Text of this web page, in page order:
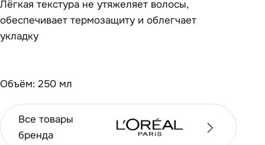
Лёгкая текстура не утяжеляет волосы,
обеспечивает термозащиту и облегчает
укладку
Объём: 250 мл
Все товары
бренда